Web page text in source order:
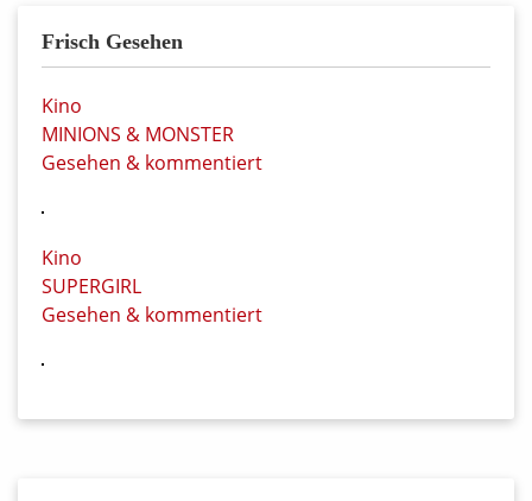
Frisch Gesehen
Kino
MINIONS & MONSTER
Gesehen & kommentiert
Kino
SUPERGIRL
Gesehen & kommentiert